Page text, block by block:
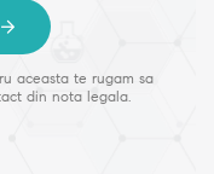
aceasta te rugam sa
din nota legala.